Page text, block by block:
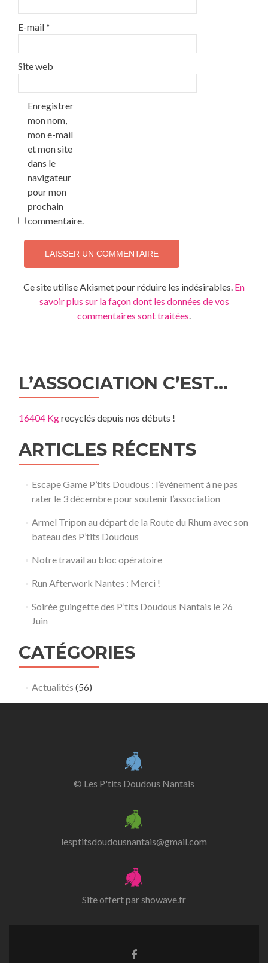
E-mail*
Site web
Enregistrer
mon nom,
mon e-mail
et mon site
dans le
navigateur
pour mon
prochain
commentaire.
Ce site utilise Akismet pour réduire les indésirables. En
savoir plus sur la façon dont les données de vos
commentaires sont traitées.
L’ASSOCIATION C’EST…
16404 Kgrecyclés depuis nos débuts !
ARTICLES RÉCENTS
Escape Game P’tits Doudous : l’événement à ne pas
rater le 3 décembre pour soutenir l’association
Armel Tripon au départ de la Route du Rhum avec son
bateau des P’tits Doudous
Notre travail au bloc opératoire
Run Afterwork Nantes : Merci !
Soirée guingette des P’tits Doudous Nantais le 26
Juin
CATÉGORIES
Actualités (56)
© Les P'tits Doudous Nantais
lesptitsdoudousnantais@gmail.com
Site offert parshowave.fr
Lien